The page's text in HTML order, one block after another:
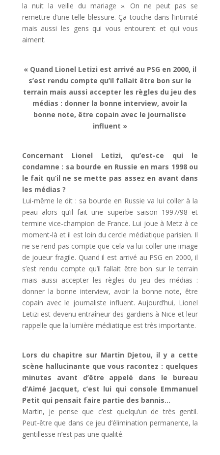
la nuit la veille du mariage ». On ne peut pas se
remettre d’une telle blessure. Ça touche dans l’intimité
mais aussi les gens qui vous entourent et qui vous
aiment.
« Quand Lionel Letizi est arrivé au PSG en 2000, il
s’est rendu compte qu’il fallait être bon sur le
terrain mais aussi accepter les règles du jeu des
médias : donner la bonne interview, avoir la
bonne note, être copain avec le journaliste
influent »
Concernant Lionel Letizi, qu’est-ce qui le
condamne : sa bourde en Russie en mars 1998 ou
le fait qu’il ne se mette pas assez en avant dans
les médias ?
Lui-même le dit : sa bourde en Russie va lui coller à la
peau alors qu’il fait une superbe saison 1997/98 et
termine vice-champion de France. Lui joue à Metz à ce
moment-là et il est loin du cercle médiatique parisien. Il
ne se rend pas compte que cela va lui coller une image
de joueur fragile. Quand il est arrivé au PSG en 2000, il
s’est rendu compte qu’il fallait être bon sur le terrain
mais aussi accepter les règles du jeu des médias :
donner la bonne interview, avoir la bonne note, être
copain avec le journaliste influent. Aujourd’hui, Lionel
Letizi est devenu entraîneur des gardiens à Nice et leur
rappelle que la lumière médiatique est très importante.
Lors du chapitre sur Martin Djetou, il y a cette
scène hallucinante que vous racontez : quelques
minutes avant d’être appelé dans le bureau
d’Aimé Jacquet, c’est lui qui console Emmanuel
Petit qui pensait faire partie des bannis…
Martin, je pense que c’est quelqu’un de très gentil.
Peut-être que dans ce jeu d’élimination permanente, la
gentillesse n’est pas une qualité.